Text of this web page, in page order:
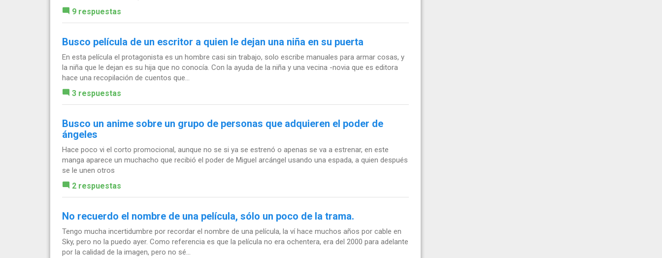
9 respuestas
Busco película de un escritor a quien le dejan una niña en su puerta
En esta película el protagonista es un hombre casi sin trabajo, solo escribe manuales para armar cosas, y
la niña que le dejan es su hija que no conocía. Con la ayuda de la niña y una vecina -novia que es editora
hace una recopilación de cuentos que...
3 respuestas
Busco un anime sobre un grupo de personas que adquieren el poder de
ángeles
Hace poco vi el corto promocional, aunque no se si ya se estrenó o apenas se va a estrenar, en este
manga aparece un muchacho que recibió el poder de Miguel arcángel usando una espada, a quien después
se le unen otros
2 respuestas
No recuerdo el nombre de una película, sólo un poco de la trama.
Tengo mucha incertidumbre por recordar el nombre de una película, la ví hace muchos años por cable en
Sky, pero no la puedo ayer. Como referencia es que la película no era ochentera, era del 2000 para adelante
por la calidad de la imagen, pero no sé...